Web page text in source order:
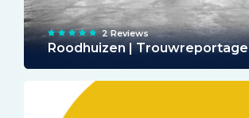
2 Reviews
Roodhuizen | Trouwreportage